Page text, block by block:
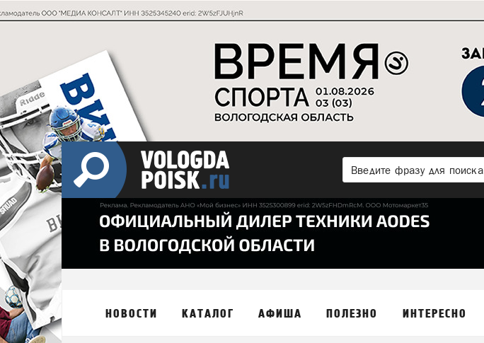
НОВОСТИ КАТАЛОГ АФИША ПОЛЕЗНО ИНТЕРЕСНО